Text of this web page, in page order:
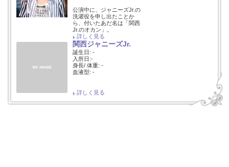
公演中に、ジャニーズJr.の
洗濯役を申し出たことか
ら、付いたあだ名は「関西
Jr.のオカン」。
詳しく見る
関西ジャニーズJr.
誕生日: -
入所日:-
身長/ 体重: -
血液型: -
詳しく見る